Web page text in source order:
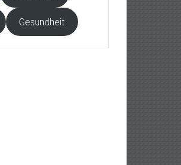
Gesundheit